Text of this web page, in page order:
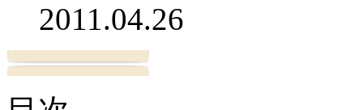
2011.04.26